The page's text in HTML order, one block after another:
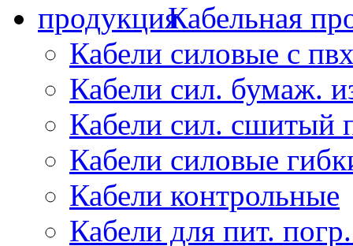
Кабельная
Кабели силовые с
Кабели сил. бумаж.
Кабели сил. сшитый
Кабели силовые
Кабели контрольные
Кабели для пит.